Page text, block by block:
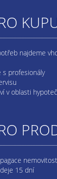
najdeme
s profesionály
v oblasti
15 dní